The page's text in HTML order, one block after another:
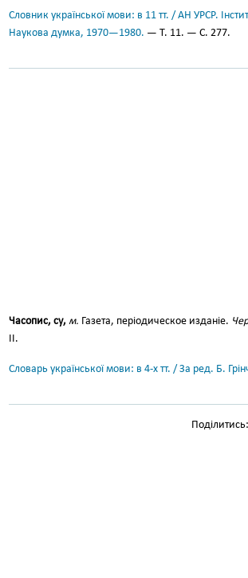
Словник української мови: в 11 тт. / АН УРСР.
Наукова думка, 1970—1980. — Т. 11. — С. 277.
Часопис, су, м. Газета, періодическое изданіе.
II.
Словарь української мови: в 4-х тт. / За ред. Б.
Поділитись: